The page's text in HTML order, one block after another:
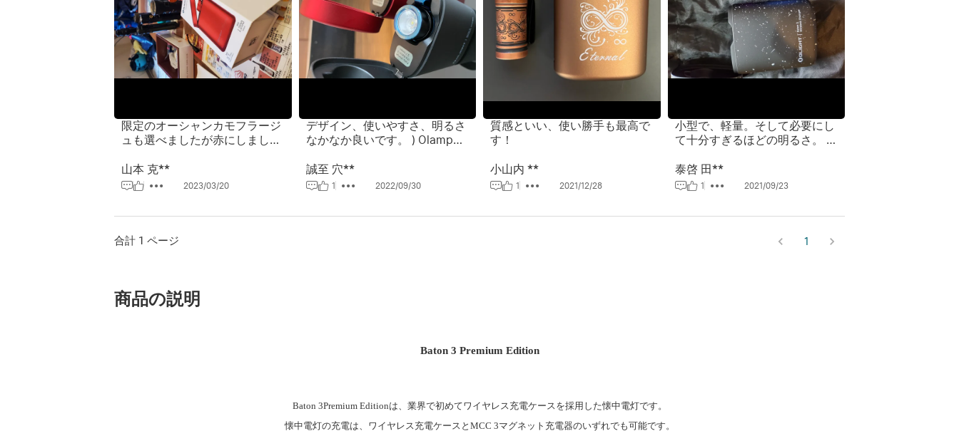
限定のオーシャンカモフラージ
ュも選べましたが赤にしまし
ケースの表面処理がスウェード
調でチョット気持ち良い。
は冷ややかな視線を感じますが
径が小さいのにリフレクターだ
けじゃなくちゃんとレンズで配
山本 克**
2023/03/20
デザイン、使いやすさ、明るさ
なかなか良いです。 ) Olamp
ですね。
誠至 穴**
1 2022/09/30
質感といい、使い勝手も最高で
す！
小山内 **
1 2021/12/28
小型で、軽量。そして必要にし
て十分すぎるほどの明るさ。 キ
なくていい充電式ケースと言う
ことがないです。 あとはコンパ
泰啓 田**
1 2021/09/23
合計 1 ページ 1
商品の説明
Baton 3 Premium Edition
Baton 3Premium Editionは、 業界で初めてワイヤレス充電ケースを採用した懐中電灯です。
懐中電灯の充電は、
ワイヤレス充電ケースとMCC 3マグネット充電器のいずれでも可能です。